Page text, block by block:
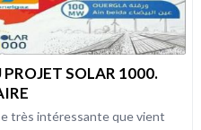
SOLAR 1000.
très intéressante que vient